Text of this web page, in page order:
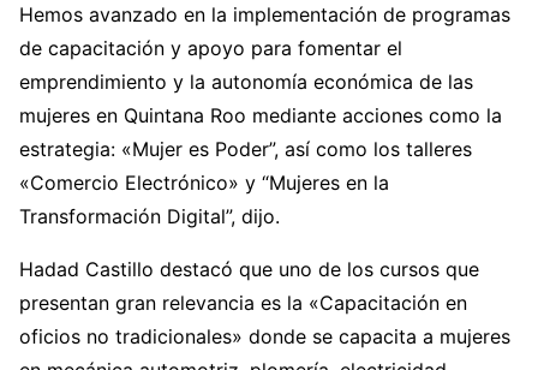
Hemos avanzado en la implementación de programas
de capacitación y apoyo para fomentar el
emprendimiento y la autonomía económica de las
mujeres en Quintana Roo mediante acciones como la
estrategia: «Mujer es Poder”, así como los talleres
«Comercio Electrónico» y “Mujeres en la
Transformación Digital”, dijo.
Hadad Castillo destacó que uno de los cursos que
presentan gran relevancia es la «Capacitación en
oficios no tradicionales» donde se capacita a mujeres